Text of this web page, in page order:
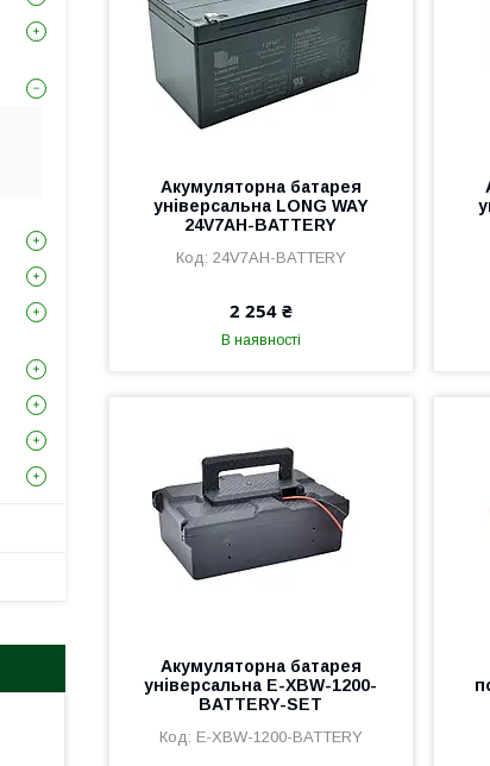
Акумуляторна батарея
універсальна LONG WAY
24V7AH-BATTERY
24V7AH-BATTERY
2 254 ₴
В наявності
Акумуляторна батарея
універсальна E-XBW-1200-
BATTERY-SET
E-XBW-1200-BATTERY